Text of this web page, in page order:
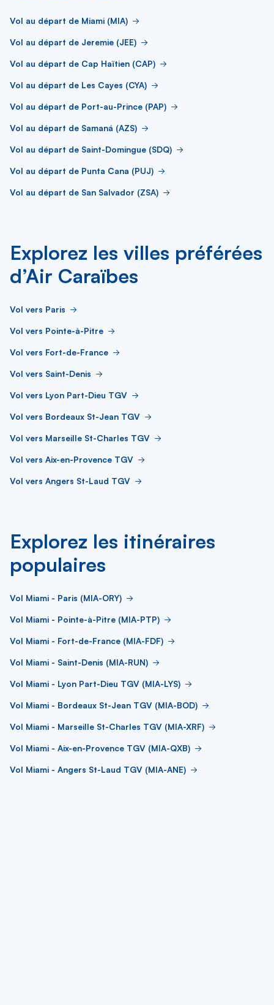
Vol au départ de Miami (MIA)
Vol au départ de Jeremie (JEE)
Vol au départ de Cap Haïtien (CAP)
Vol au départ de Les Cayes (CYA)
Vol au départ de Port-au-Prince (PAP)
Vol au départ de Samaná (AZS)
Vol au départ de Saint-Domingue (SDQ)
Vol au départ de Punta Cana (PUJ)
Vol au départ de San Salvador (ZSA)
Explorez les villes préférées
d’Air Caraïbes
Vol vers Paris
Vol vers Pointe-à-Pitre
Vol vers Fort-de-France
Vol vers Saint-Denis
Vol vers Lyon Part-Dieu TGV
Vol vers Bordeaux St-Jean TGV
Vol vers Marseille St-Charles TGV
Vol vers Aix-en-Provence TGV
Vol vers Angers St-Laud TGV
Explorez les itinéraires
populaires
Vol Miami - Paris (MIA-ORY)
Vol Miami - Pointe-à-Pitre (MIA-PTP)
Vol Miami - Fort-de-France (MIA-FDF)
Vol Miami - Saint-Denis (MIA-RUN)
Vol Miami - Lyon Part-Dieu TGV (MIA-LYS)
Vol Miami - Bordeaux St-Jean TGV (MIA-BOD)
Vol Miami - Marseille St-Charles TGV (MIA-XRF)
Vol Miami - Aix-en-Provence TGV (MIA-QXB)
Vol Miami - Angers St-Laud TGV (MIA-ANE)